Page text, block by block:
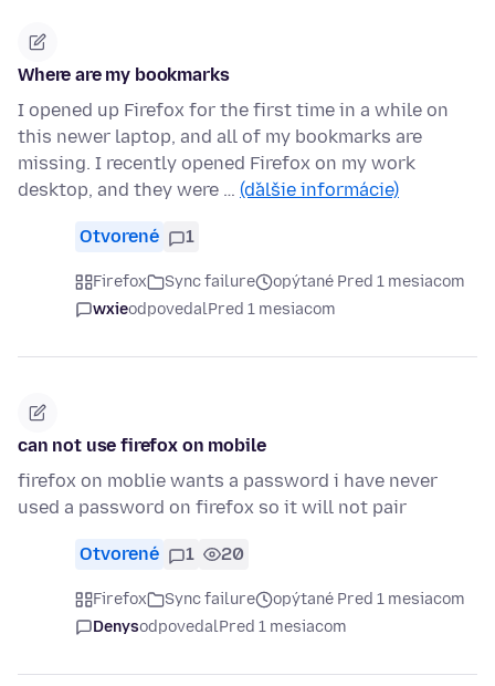
Where are my bookmarks
I opened up Firefox for the first time in a while on
this newer laptop, and all of my bookmarks are
missing. I recently opened Firefox on my work
desktop, and they were … (ďalšie informácie)
Otvorené 1
Firefox Sync failure
opýtané Pred 1 mesiacom
wxieodpovedalPred 1 mesiacom
can not use firefox on mobile
firefox on moblie wants a password i have never
used a password on firefox so it will not pair
Otvorené 1 20
Firefox Sync failure
opýtané Pred 1 mesiacom
DenysodpovedalPred 1 mesiacom